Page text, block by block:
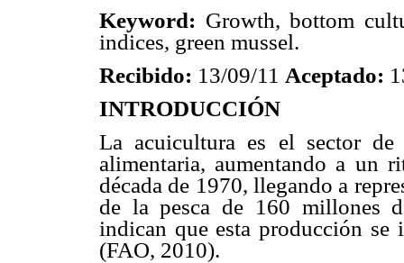
Keyword: Growth, bottom
indices, green mussel.
Recibido: 13/09/11 Aceptado:
INTRODUCCIÓN
La acuicultura es el sector
alimentaria, aumentando a un
década de 1970, llegando a
de la pesca de 160 millones
indican que esta producción se
(FAO, 2010).